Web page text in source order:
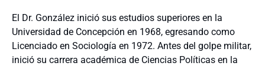
El Dr. González inició sus estudios superiores en la
Universidad de Concepción en 1968, egresando como
Licenciado en Sociología en 1972. Antes del golpe militar,
inició su carrera académica de Ciencias Políticas en la